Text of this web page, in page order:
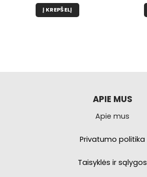
Į KREPŠELĮ
APIE MUS
Apie mus
Privatumo politika
Taisyklės ir sąlygos